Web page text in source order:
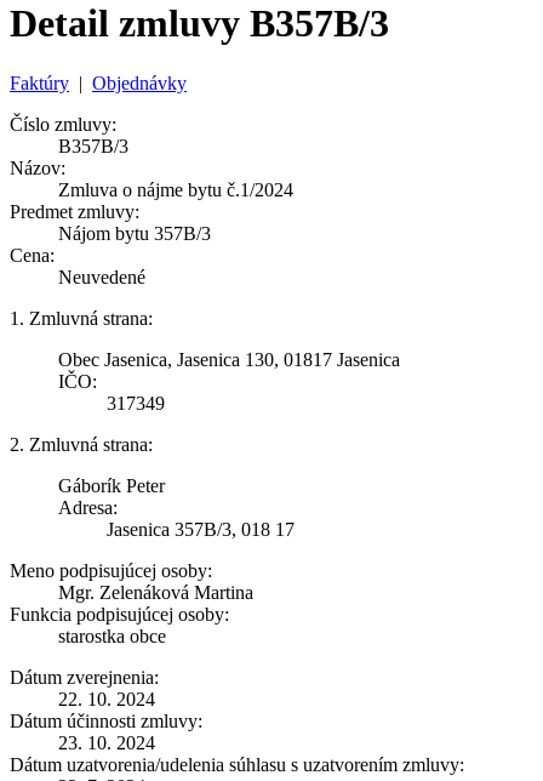
Detail zmluvy B357B/3
Faktúry | Objednávky
Číslo zmluvy:
B357B/3
Názov:
Zmluva o nájme bytu č.1/2024
Predmet zmluvy:
Nájom bytu 357B/3
Cena:
Neuvedené
1. Zmluvná strana:
Obec Jasenica, Jasenica 130, 01817 Jasenica
IČO:
317349
2. Zmluvná strana:
Gáborík Peter
Adresa:
Jasenica 357B/3, 018 17
Meno podpisujúcej osoby:
Mgr. Zelenáková Martina
Funkcia podpisujúcej osoby:
starostka obce
Dátum zverejnenia:
22. 10. 2024
Dátum účinnosti zmluvy:
23. 10. 2024
Dátum uzatvorenia/udelenia súhlasu s uzatvorením zmluvy: